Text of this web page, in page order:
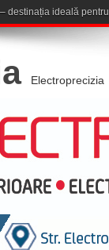
Café &
Electroprecizia